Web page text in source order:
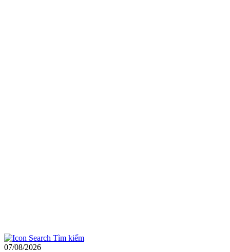
Tìm kiếm
07/08/2026